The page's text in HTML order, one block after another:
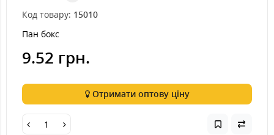
Код товару: 15010
Пан бокс
9.52 грн.
Отримати оптову ціну